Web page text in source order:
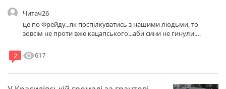
Читач26
це по Фрейду...як поспілкуватись з нашими людьми, то
зовсім не проти вже кацапського...аби сини не гинули.
2
visibility617